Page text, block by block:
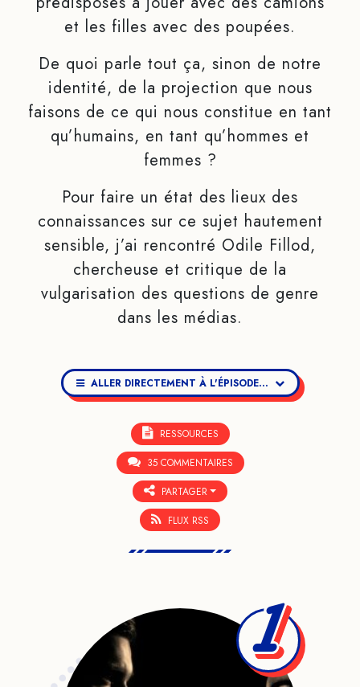
et les filles avec des poupées.
De quoi parle tout ça, sinon de notre
identité, de la projection que nous
faisons de ce qui nous constitue en tant
qu’humains, en tant qu’hommes et
femmes ?
Pour faire un état des lieux des
connaissances sur ce sujet hautement
sensible, j’ai rencontré Odile Fillod,
chercheuse et critique de la
vulgarisation des questions de genre
dans les médias.
ALLER DIRECTEMENT À L'ÉPISODE...
RESSOURCES
35 COMMENTAIRES
PARTAGER
FLUX RSS
1